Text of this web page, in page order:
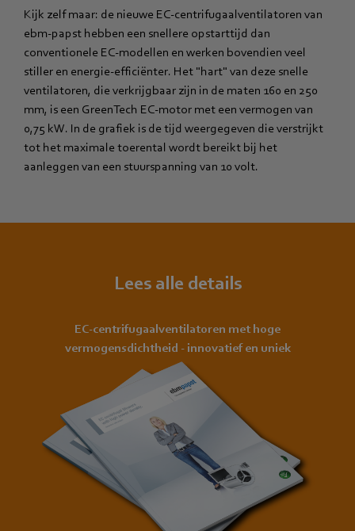
Kijk zelf maar: de nieuwe EC-centrifugaalventilatoren van
ebm‑papst hebben een snellere opstarttijd dan
conventionele EC-modellen en werken bovendien veel
stiller en energie-efficiënter. Het "hart" van deze snelle
ventilatoren, die verkrijgbaar zijn in de maten 160 en 250
mm, is een GreenTech EC-motor met een vermogen van
0,75 kW. In de grafiek is de tijd weergegeven die verstrijkt
tot het maximale toerental wordt bereikt bij het
aanleggen van een stuurspanning van 10 volt.
Lees alle details
EC-centrifugaalventilatoren met hoge
vermogensdichtheid - innovatief en uniek